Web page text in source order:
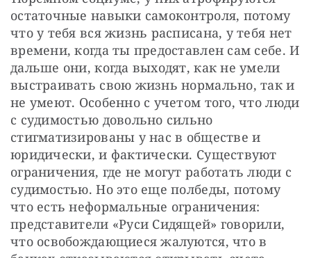
остаточные навыки самоконтроля, потому
что у тебя вся жизнь расписана, у тебя нет
времени, когда ты предоставлен сам себе. И
дальше они, когда выходят, как не умели
выстраивать свою жизнь нормально, так и
не умеют. Особенно с учетом того, что люди
с судимостью довольно сильно
стигматизированы у нас в обществе и
юридически, и фактически. Существуют
ограничения, где не могут работать люди с
судимостью. Но это еще полбеды, потому
что есть неформальные ограничения:
представители «Руси Сидящей» говорили,
что освобождающиеся жалуются, что в